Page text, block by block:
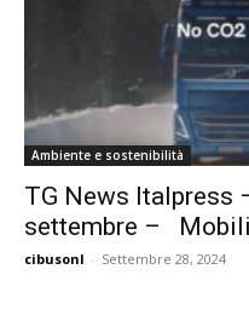
Ambiente e sostenibilità
TG News Italpress
settembre –
cibusonl - Settembre 28, 2024